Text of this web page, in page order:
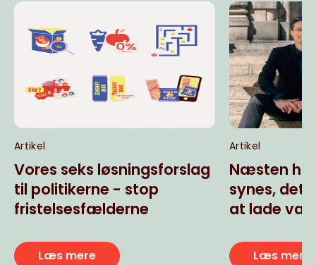
Artikel
Vores seks løsningsforslag
til politikerne - stop
fristelsesfælderne
Læs mere
Artikel
Næsten
synes,
at lade
snacks
Læs mere